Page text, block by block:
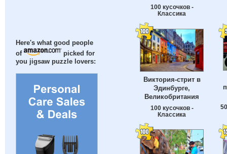
Here's what good people
of
picked for
you jigsaw puzzle lovers:
100 кусочков -
Классика
Виктория-стрит в
Эдинбурге,
Великобритания
100 кусочков -
Классика